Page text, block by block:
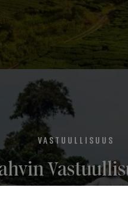
VASTUULLISUUS